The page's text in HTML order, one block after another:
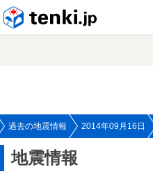
過去の地震情報 2014年09月16日
地震情報